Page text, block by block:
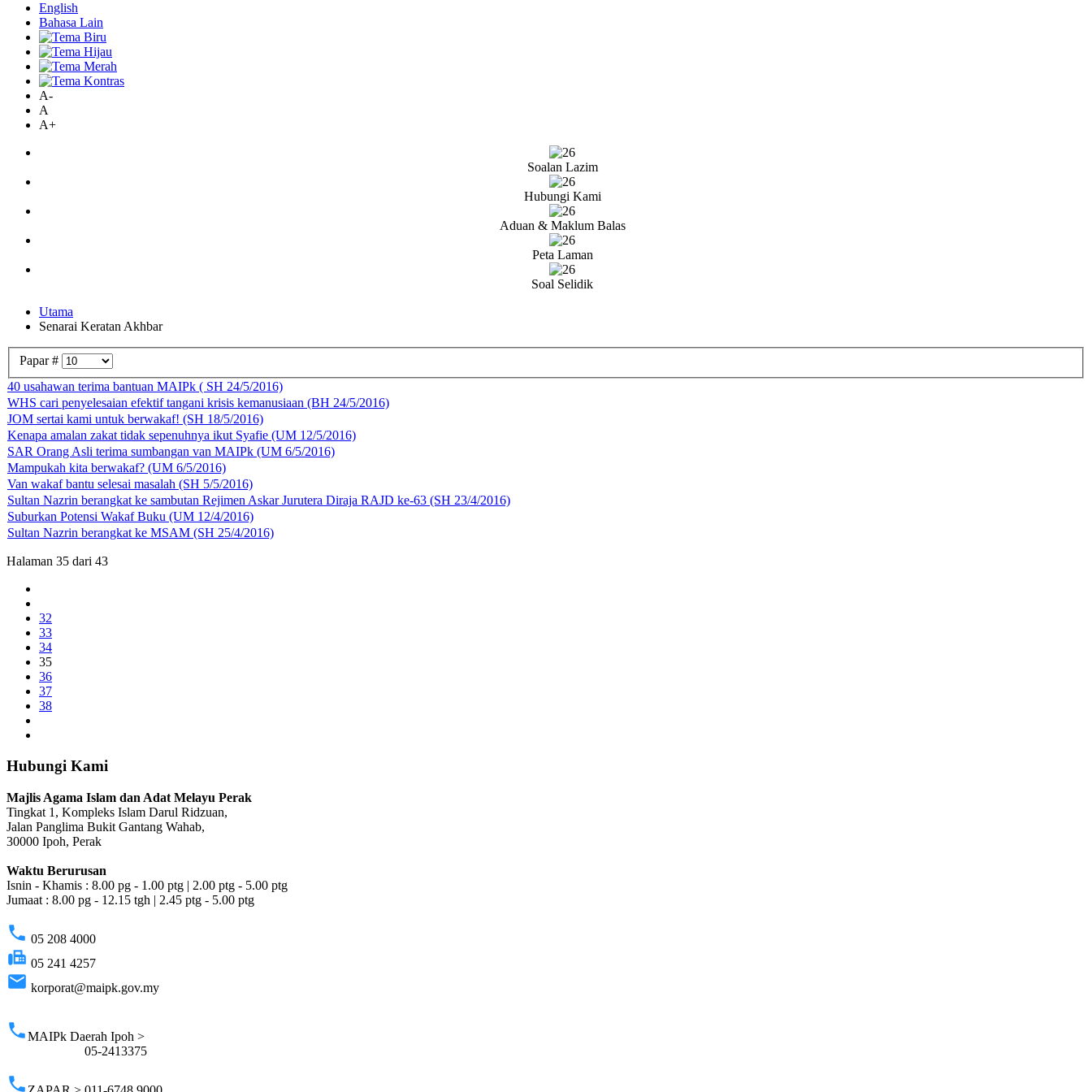
English
Bahasa Lain
A-
A
A+
Soalan Lazim
Hubungi Kami
Aduan & Maklum Balas
Peta Laman
Soal Selidik
Utama
Senarai Keratan Akhbar
Papar #
40 usahawan terima bantuan MAIPk ( SH 24/5/2016)
WHS cari penyelesaian efektif tangani krisis kemanusiaan (BH 24/5/2016)
JOM sertai kami untuk berwakaf! (SH 18/5/2016)
Kenapa amalan zakat tidak sepenuhnya ikut Syafie (UM 12/5/2016)
SAR Orang Asli terima sumbangan van MAIPk (UM 6/5/2016)
Mampukah kita berwakaf? (UM 6/5/2016)
Van wakaf bantu selesai masalah (SH 5/5/2016)
Sultan Nazrin berangkat ke sambutan Rejimen Askar Jurutera Diraja RAJD ke-63 (SH 23/4/2016)
Suburkan Potensi Wakaf Buku (UM 12/4/2016)
Sultan Nazrin berangkat ke MSAM (SH 25/4/2016)
Halaman 35 dari 43
32
33
34
35
36
37
38
Hubungi Kami
Majlis Agama Islam dan Adat Melayu Perak
Tingkat 1, Kompleks Islam Darul Ridzuan,
Jalan Panglima Bukit Gantang Wahab,
30000 Ipoh, Perak
Waktu Berurusan
Isnin - Khamis : 8.00 pg - 1.00 ptg | 2.00 ptg - 5.00 ptg
Jumaat : 8.00 pg - 12.15 tgh | 2.45 ptg - 5.00 ptg
phone 05 208 4000
fax 05 241 4257
email korporat@maipk.gov.my
phoneMAIPk Daerah Ipoh >
05-2413375
phone